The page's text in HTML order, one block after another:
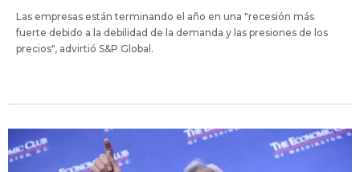
Las empresas están terminando el año en una "recesión más
fuerte debido a la debilidad de la demanda y las presiones de los
precios", advirtió S&P Global.